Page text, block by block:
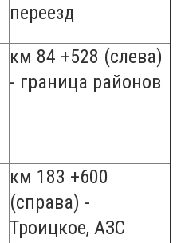
переезд
км 84 +528 (слева)
- граница районов
км 183 +600
(справа) -
Троицкое, АЗС